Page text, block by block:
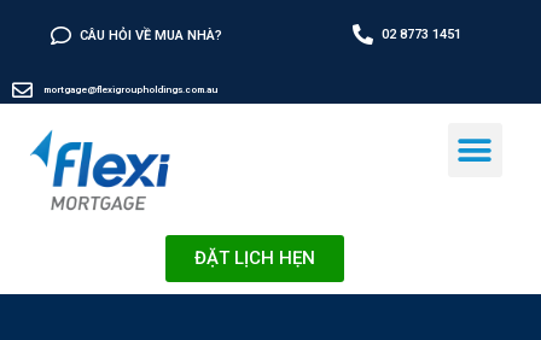
CÂU HỎI VỀ MUA NHÀ? 02 8773 1451
mortgage@flexigroupholdings.com.au
ĐẶT LỊCH HẸN